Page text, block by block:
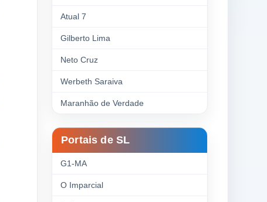
Atual 7
Gilberto Lima
Neto Cruz
Werbeth Saraiva
Maranhão de Verdade
Portais de SL
G1-MA
O Imparcial